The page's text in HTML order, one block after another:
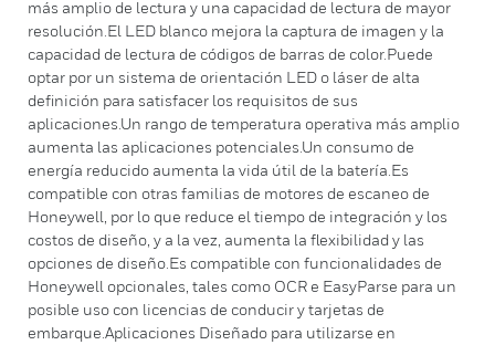
más amplio de lectura y una capacidad de lectura de mayor
resolución.El LED blanco mejora la captura de imagen y la
capacidad de lectura de códigos de barras de color.Puede
optar por un sistema de orientación LED o láser de alta
definición para satisfacer los requisitos de sus
aplicaciones.Un rango de temperatura operativa más amplio
aumenta las aplicaciones potenciales.Un consumo de
energía reducido aumenta la vida útil de la batería.Es
compatible con otras familias de motores de escaneo de
Honeywell, por lo que reduce el tiempo de integración y los
costos de diseño, y a la vez, aumenta la flexibilidad y las
opciones de diseño.Es compatible con funcionalidades de
Honeywell opcionales, tales como OCR e EasyParse para un
posible uso con licencias de conducir y tarjetas de
embarque.Aplicaciones Diseñado para utilizarse en